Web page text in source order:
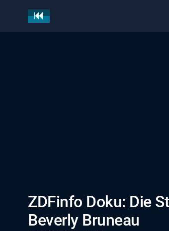
ZDFinfo Doku: Die
Beverly Bruneau